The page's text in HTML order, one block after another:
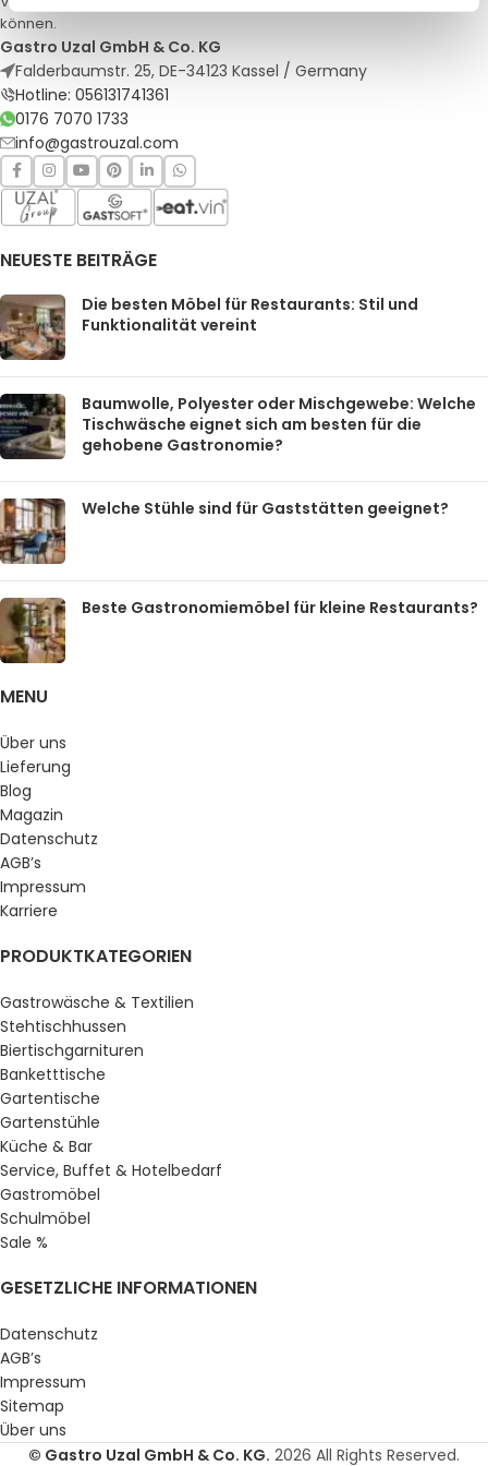
können.
Gastro Uzal GmbH & Co. KG
Falderbaumstr. 25, DE-34123 Kassel / Germany
Hotline: 056131741361
0176 7070 1733
info@gastrouzal.com
NEUESTE BEITRÄGE
Die besten Möbel für Restaurants: Stil und
Funktionalität vereint
Baumwolle, Polyester oder Mischgewebe: Welche
Tischwäsche eignet sich am besten für die
gehobene Gastronomie?
Welche Stühle sind für Gaststätten geeignet?
Beste Gastronomiemöbel für kleine Restaurants?
MENU
Über uns
Lieferung
Blog
Magazin
Datenschutz
AGB’s
Impressum
Karriere
PRODUKTKATEGORIEN
Gastrowäsche & Textilien
Stehtischhussen
Biertischgarnituren
Banketttische
Gartentische
Gartenstühle
Küche & Bar
Service, Buffet & Hotelbedarf
Gastromöbel
Schulmöbel
Sale %
GESETZLICHE INFORMATIONEN
Datenschutz
AGB’s
Impressum
Sitemap
Über uns
© Gastro Uzal GmbH & Co. KG. 2026 All Rights Reserved.